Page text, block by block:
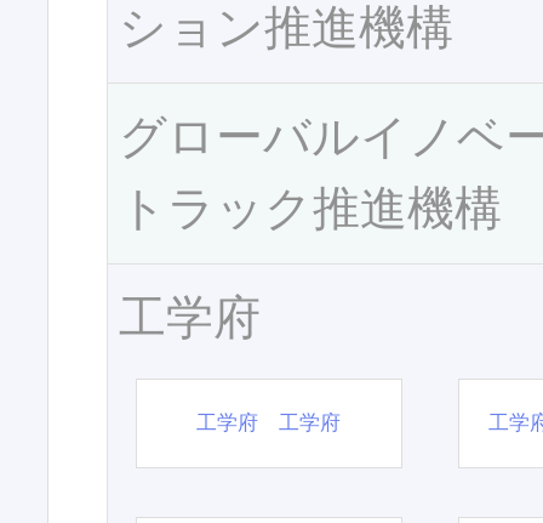
ション推進機構
グローバルイノベ
トラック推進機構
工学府
工学府 工学府 工学